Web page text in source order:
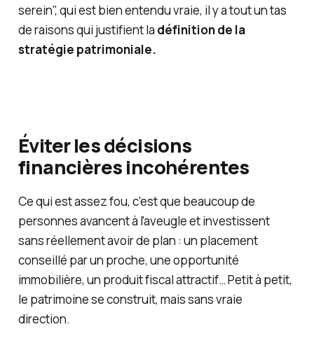
serein", qui est bien entendu vraie, il y a tout un tas
de raisons qui justifient la définition de la
stratégie patrimoniale.
Éviter les décisions
financières incohérentes
Ce qui est assez fou, c'est que beaucoup de
personnes avancent à l'aveugle et investissent
sans réellement avoir de plan : un placement
conseillé par un proche, une opportunité
immobilière, un produit fiscal attractif… Petit à petit,
le patrimoine se construit, mais sans vraie
direction.